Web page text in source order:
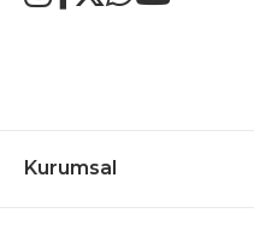
Kurumsal